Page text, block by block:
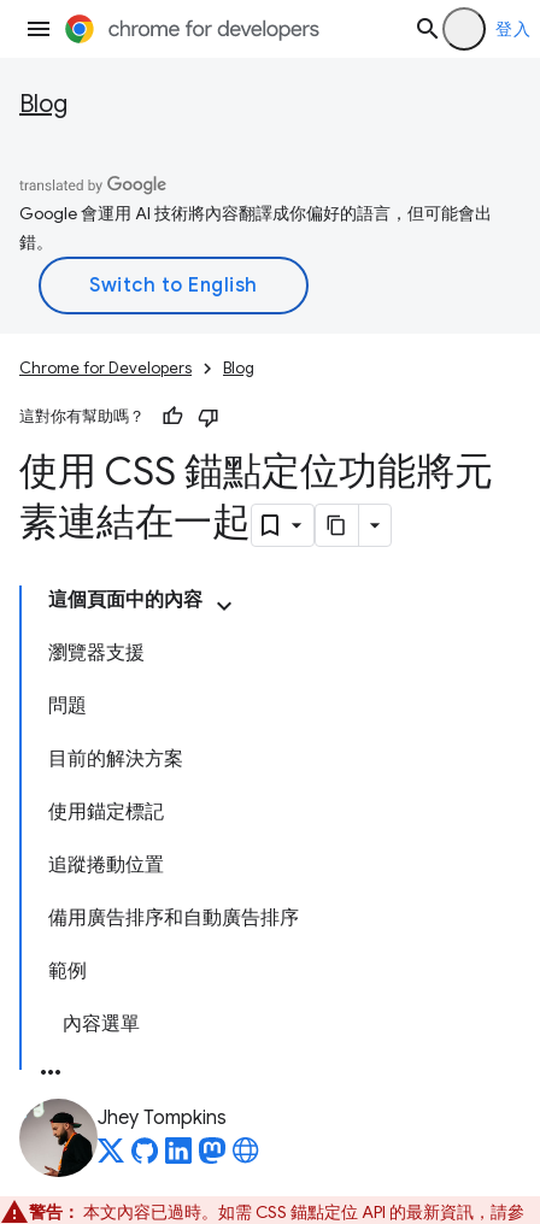
登入
Blog
Google 會運用 AI 技術將內容翻譯成你偏好的語言，但可能會出
錯。
Chrome for Developers Blog
這對你有幫助嗎？
使用 CSS 錨點定位功能將元
素連結在一起
這個頁面中的內容
瀏覽器支援
問題
目前的解決方案
使用錨定標記
追蹤捲動位置
備用廣告排序和自動廣告排序
範例
內容選單
Jhey Tompkins
警告： 本文內容已過時。如需 CSS 錨點定位 API 的最新資訊，請參